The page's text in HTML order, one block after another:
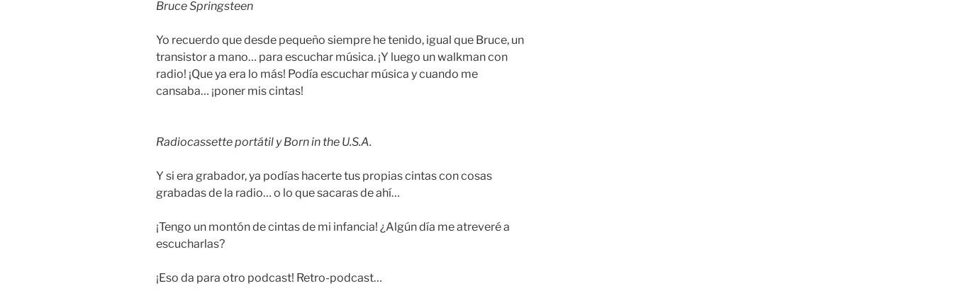
Bruce Springsteen
Yo recuerdo que desde pequeño siempre he tenido, igual que Bruce, un
transistor a mano… para escuchar música. ¡Y luego un walkman con
radio! ¡Que ya era lo más! Podía escuchar música y cuando me
cansaba… ¡poner mis cintas!
Radiocassette portátil y Born in the U.S.A.
Y si era grabador, ya podías hacerte tus propias cintas con cosas
grabadas de la radio… o lo que sacaras de ahí…
¡Tengo un montón de cintas de mi infancia! ¿Algún día me atreveré a
escucharlas?
¡Eso da para otro podcast! Retro-podcast…